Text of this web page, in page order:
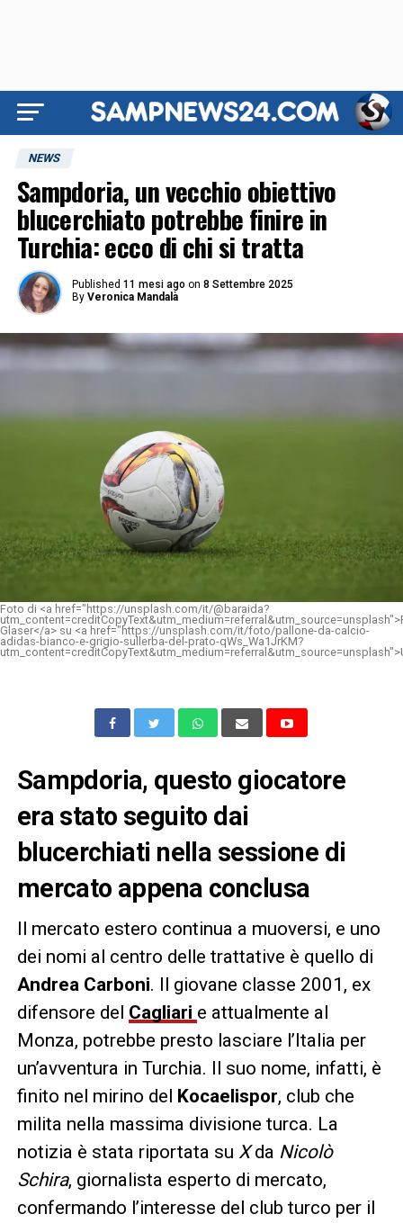
NEWS
Sampdoria, un vecchio obiettivo
blucerchiato potrebbe finire in
Turchia: ecco di chi si tratta
Published 11 mesi ago on 8 Settembre 2025
By Veronica Mandalà
Foto di <a href="https://unsplash.com/it/@baraida?
Glaser</a> su <a href="https://unsplash.com/it/foto/pallone-da-calcio-
adidas-bianco-e-grigio-sullerba-del-prato-qWs_Wa1JrKM?
Sampdoria, questo giocatore
era stato seguito dai
blucerchiati nella sessione di
mercato appena conclusa
Il mercato estero continua a muoversi, e uno
dei nomi al centro delle trattative è quello di
Andrea Carboni. Il giovane classe 2001, ex
difensore del Cagliari e attualmente al
Monza, potrebbe presto lasciare l’Italia per
un’avventura in Turchia. Il suo nome, infatti, è
finito nel mirino del Kocaelispor, club che
milita nella massima divisione turca. La
notizia è stata riportata su Xda Nicolò
Schira, giornalista esperto di mercato,
confermando l’interesse del club turco per il